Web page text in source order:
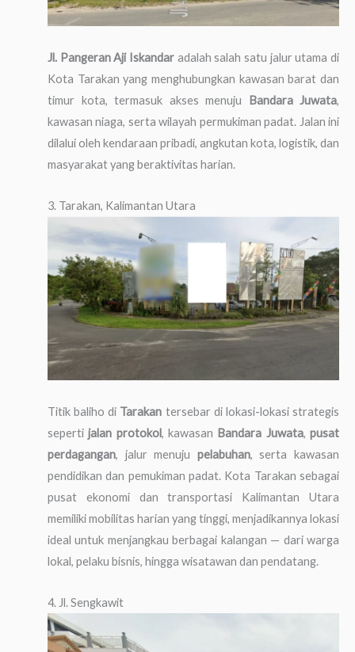
Jl. Pangeran Aji Iskandar adalah salah satu jalur utama di
Kota Tarakan yang menghubungkan kawasan barat dan
timur kota, termasuk akses menuju
Bandara Juwata,
kawasan niaga, serta wilayah permukiman padat. Jalan ini
dilalui oleh kendaraan pribadi, angkutan kota, logistik, dan
masyarakat yang beraktivitas harian.
3. Tarakan, Kalimantan Utara
Titik baliho di Tarakan tersebar di lokasi-lokasi strategis
sepertijalan protokol, kawasan Bandara Juwata,pusat
perdagangan, jalur menuju pelabuhan, serta kawasan
pendidikan dan pemukiman padat. Kota Tarakan sebagai
pusat ekonomi dan transportasi Kalimantan Utara
memiliki mobilitas harian yang tinggi, menjadikannya lokasi
ideal untuk menjangkau berbagai kalangan — dari warga
lokal, pelaku bisnis, hingga wisatawan dan pendatang.
4. Jl. Sengkawit